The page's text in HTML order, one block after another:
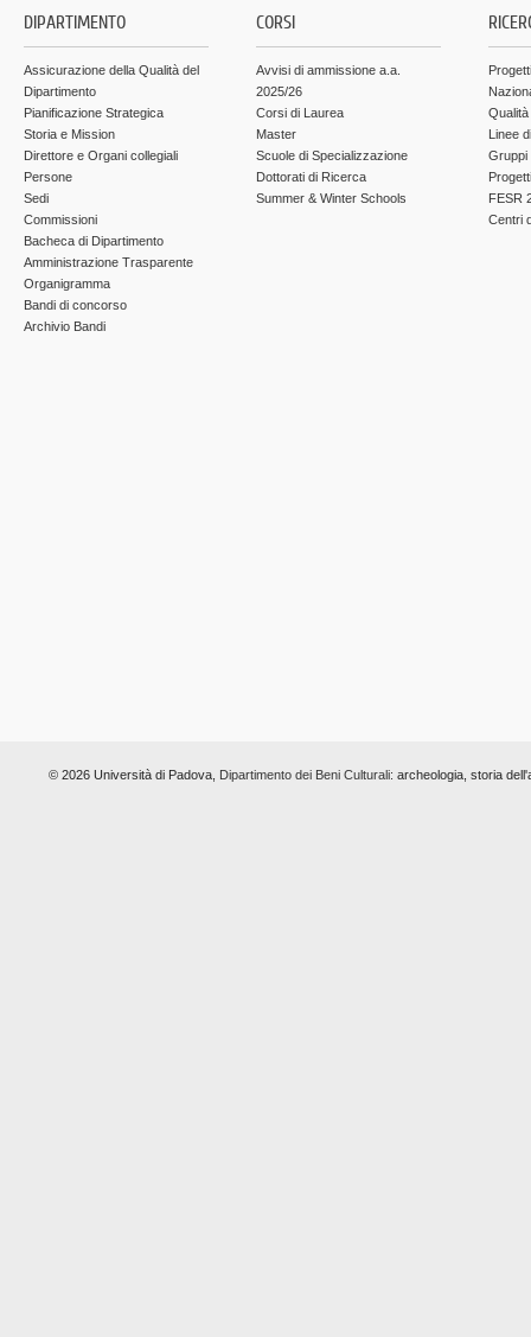
DIPARTIMENTO
Assicurazione della Qualità del
Dipartimento
Pianificazione Strategica
Storia e Mission
Direttore e Organi collegiali
Persone
Sedi
Commissioni
Bacheca di Dipartimento
Amministrazione Trasparente
Organigramma
Bandi di concorso
Archivio Bandi
CORSI
Avvisi di ammissione a.a.
2025/26
Corsi di Laurea
Master
Scuole di Specializzazione
Dottorati di Ricerca
Summer & Winter Schools
Linee
Gruppi
FESR
Centri
© 2026 Università di Padova, Dipartimento dei Beni Culturali: archeologia, storia